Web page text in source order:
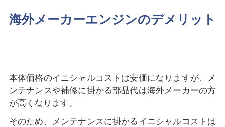
海外メーカーエンジンのデメリット
本体価格のイニシャルコストは安価になりますが、メ
ンテナンスや補修に掛かる部品代は海外メーカーの方
が高くなります。
そのため、メンテナンスに掛かるイニシャルコストは